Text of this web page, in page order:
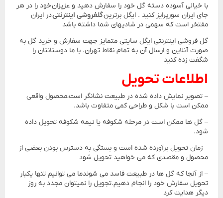
با خیالی آسوده دسته گل خود را سفارش دهید و عزیزان خود را در هر
جای ایران سورپرایز کنید . ایگل برترینگلفروشی اینترنتیدر ایران
مفتخر است که سهمی در شادیهای شما داشته باشد
گل فروشی اینترنتی ایگل سایتی متمایز جهت سفارش و خرید گل به
صورت آنلاین و ارسال آن به تمام نقاط تهران. با ما دوستانتان را
شگفت زده کنید
اطلاعات تحویل
– تصویر نمایش داده شده در طبیعت نشانگر است،محصول واقعی
ممکن است با شکل و طراحی کمی متفاوت باشد.
– گل ها ممکن است در مرحله شکوفه یا نیمه شکوفه تحویل داده
شود.
– زمان تحویل برآورده شده است و بستگی به دسترس بودن بعضی از
محصول و مقصدی که می خواهید تحویل شود
– از آنجا که گل ها در طبیعت فاسد می شوندما می توانیم تنها یکبار
تحویل سفارش خود را انجام دهیم.تجویل را نمیتوان مجدد به روز
دیگر هدایت کرد